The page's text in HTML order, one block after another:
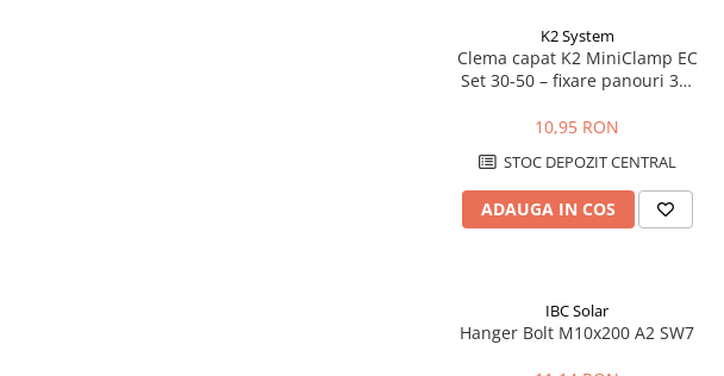
K2 System
Clema capat K2 MiniClamp EC
Set 30-50 – fixare panouri 30-
10,95 RON
STOC DEPOZIT CENTRAL
ADAUGA IN COS
IBC Solar
Hanger Bolt M10x200 A2 SW7